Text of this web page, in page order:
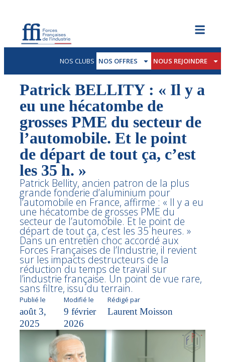
NOS CLUBS NOS OFFRES NOUS REJOINDRE
Patrick BELLITY : « Il y a
eu une hécatombe de
grosses PME du secteur de
l’automobile. Et le point
de départ de tout ça, c’est
les 35 h. »
Patrick Bellity, ancien patron de la plus
grande fonderie d’aluminium pour
l’automobile en France, affirme : « Il y a eu
une hécatombe de grosses PME du
secteur de l’automobile. Et le point de
départ de tout ça, c’est les 35 heures. »
Dans un entretien choc accordé aux
Forces Françaises de l’Industrie, il revient
sur les impacts destructeurs de la
réduction du temps de travail sur
l’industrie française. Un point de vue rare,
sans filtre, issu du terrain.
Publié le
août 3,
2025
Modifié le
9 février
2026
Rédigé par
Laurent Moisson